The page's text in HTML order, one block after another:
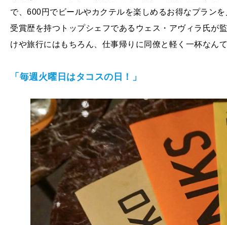
で、600円でビールやカクテルを楽しめるお得なプラン
受賞歴を持つトップシェフであるウェス・アヴィラ氏が
けや旅行にはもちろん、仕事帰りに同僚と軽く一杯なん
「毎週火曜日はタコスの日！」